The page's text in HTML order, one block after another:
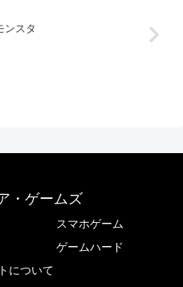
ンスタ
・ゲームズ
スマホゲーム
ゲームハード
について